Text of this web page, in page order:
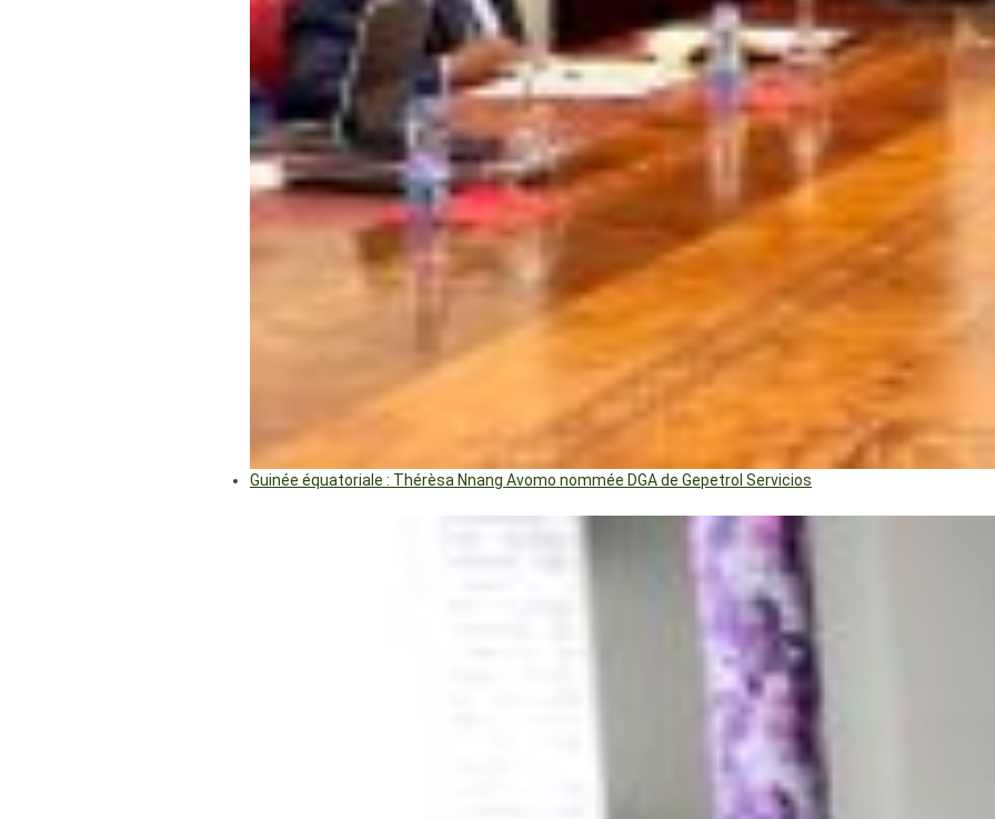
Guinée équatoriale : Thérèsa Nnang Avomo nommée DGA de Gepetrol Servicios